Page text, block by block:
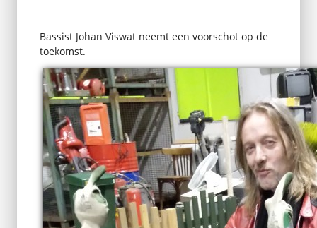
Bassist Johan Viswat neemt een voorschot op de
toekomst.